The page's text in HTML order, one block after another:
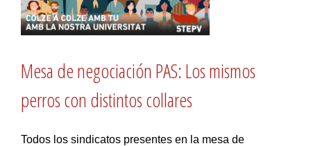
Mesa de negociación PAS: Los mismos
perros con distintos collares
Todos los sindicatos presentes en la mesa de